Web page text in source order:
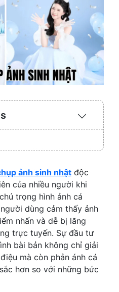
Expand
/
ảnh sinh nhật độc
của nhiều người khi
trọng hình ảnh cá
dùng cảm thấy ảnh
nhấn và dễ bị lãng
trực tuyến. Sự đầu tư
bài bản không chỉ giải
mà còn phản ánh cá
hơn so với những bức